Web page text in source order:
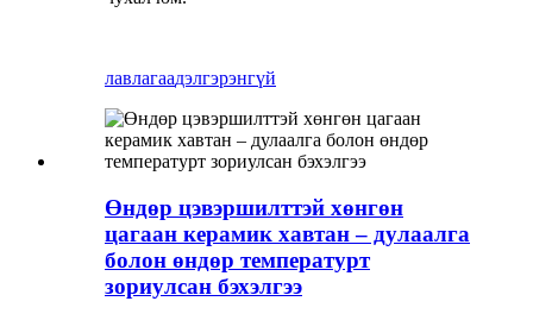
лавлагаадэлгэрэнгүй
Өндөр цэвэршилттэй хөнгөн
цагаан керамик хавтан – дулаалга
болон өндөр температурт
зориулсан бэхэлгээ